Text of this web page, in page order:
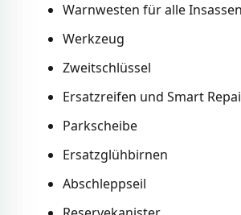
Warnwesten für alle Insassen
Werkzeug
Zweitschlüssel
Ersatzreifen und Smart
Parkscheibe
Ersatzglühbirnen
Abschleppseil